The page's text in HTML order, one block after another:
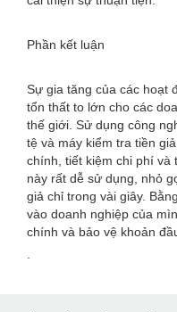
Phần kết luận
Sự gia tăng của các hoạt
tổn thất to lớn cho các
thế giới. Sử dụng công
tệ và máy kiểm tra tiền
chính, tiết kiệm chi phí và
này rất dễ sử dụng, nhỏ
giả chỉ trong vài giây.
vào doanh nghiệp của
chính và bảo vệ khoản